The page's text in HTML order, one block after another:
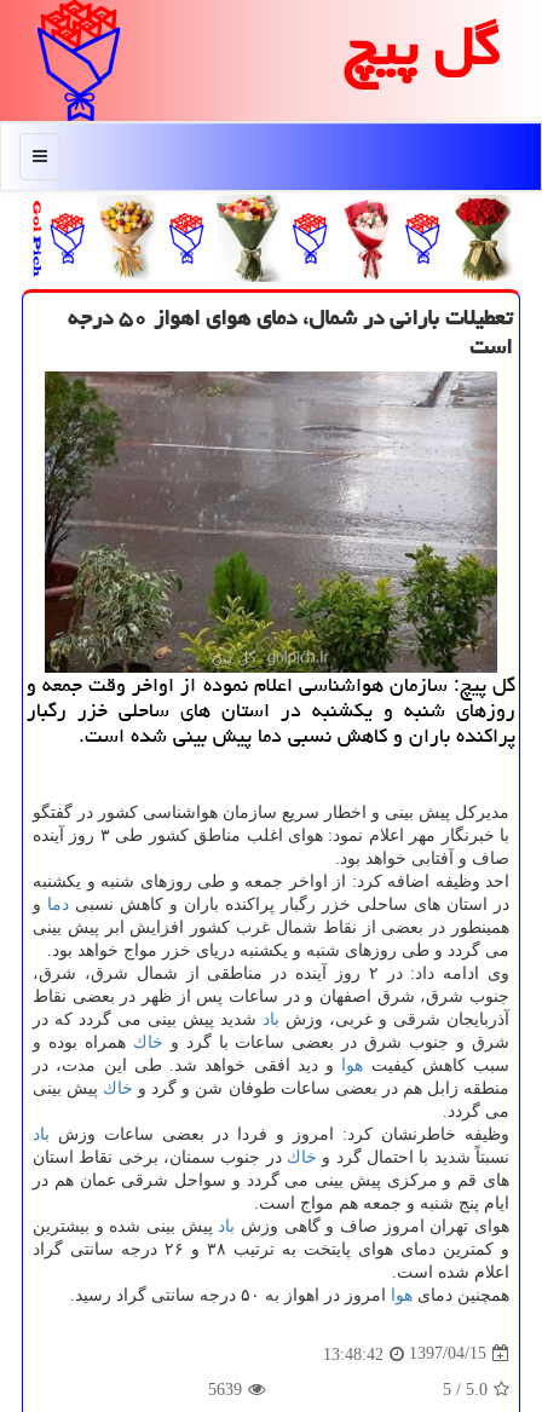
گل پیچ
منو
تعطیلات بارانی در شمال، دمای هوای اهواز ۵۰ درجه
است
گل پیچ: سازمان هواشناسی اعلام نموده از اواخر وقت جمعه و
روزهای شنبه و یكشنبه در استان های ساحلی خزر رگبار
پراكنده باران و كاهش نسبی دما پیش بینی شده است.
مدیركل پیش بینی و اخطار سریع سازمان هواشناسی كشور در گفتگو
با خبرنگار مهر اعلام نمود: هوای اغلب مناطق كشور طی ۳ روز آینده
صاف و آفتابی خواهد بود.
احد وظیفه اضافه كرد: از اواخر جمعه و طی روزهای شنبه و یكشنبه
در استان های ساحلی خزر رگبار پراكنده باران و كاهش نسبی دما و
همینطور در بعضی از نقاط شمال غرب كشور افزایش ابر پیش بینی
می گردد و طی روزهای شنبه و یكشنبه دریای خزر مواج خواهد بود.
وی ادامه داد: در ۲ روز آینده در مناطقی از شمال شرق، شرق،
جنوب شرق، شرق اصفهان و در ساعات پس از ظهر در بعضی نقاط
آذربایجان شرقی و غربی، وزش باد شدید پیش بینی می گردد كه در
شرق و جنوب شرق در بعضی ساعات با گرد و خاك همراه بوده و
سبب كاهش كیفیت هوا
و دید افقی خواهد شد. طی این مدت، در
منطقه زابل هم در بعضی ساعات طوفان شن و گرد و خاك پیش بینی
می گردد.
وظیفه خاطرنشان كرد: امروز و فردا در بعضی ساعات وزش باد
نسبتاً شدید با احتمال گرد و خاك در جنوب سمنان، برخی نقاط استان
های قم و مركزی پیش بینی می گردد و سواحل شرقی عمان هم در
ایام پنج شنبه و جمعه هم مواج است.
هوای تهران امروز صاف و گاهی وزش باد پیش بینی شده و بیشترین
و كمترین دمای هوای پایتخت به ترتیب ۳۸ و ۲۶ درجه سانتی گراد
اعلام شده است.
همچنین دمای هوا امروز در اهواز به ۵۰ درجه سانتی گراد رسید.
1397/04/15
13:48:42
5.0
/
5
5639